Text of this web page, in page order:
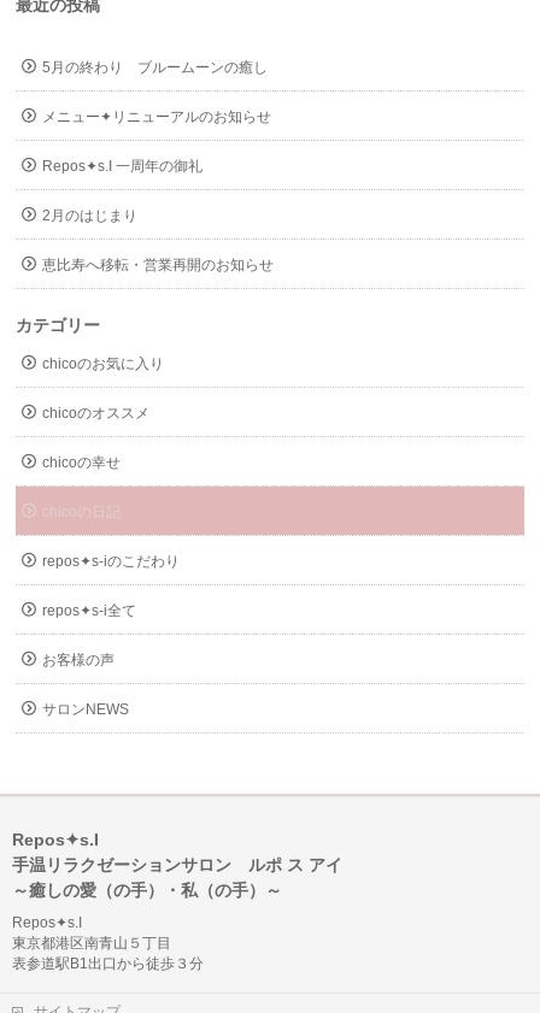
最近の投稿
5月の終わり ブルームーンの癒し
メニュー✦リニューアルのお知らせ
Repos✦s.I 一周年の御礼
2月のはじまり
恵比寿へ移転・営業再開のお知らせ
カテゴリー
chicoのお気に入り
chicoのオススメ
chicoの幸せ
chicoの日記
repos✦s-iのこだわり
repos✦s-i全て
お客様の声
サロンNEWS
Repos✦s.I
手温リラクゼーションサロン ルポ ス アイ
～癒しの愛（の手）・私（の手）～
Repos✦s.I
東京都港区南青山５丁目
表参道駅B1出口から徒歩３分